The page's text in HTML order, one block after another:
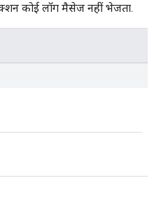
कोई लॉग मैसेज नहीं भेजता.